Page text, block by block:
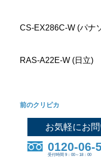
CS-EX286C-W (パナ
RAS-A22E-W (日立)
前のクリピカ
お気軽にお
0120-06-
受付時間 9：00～18：00